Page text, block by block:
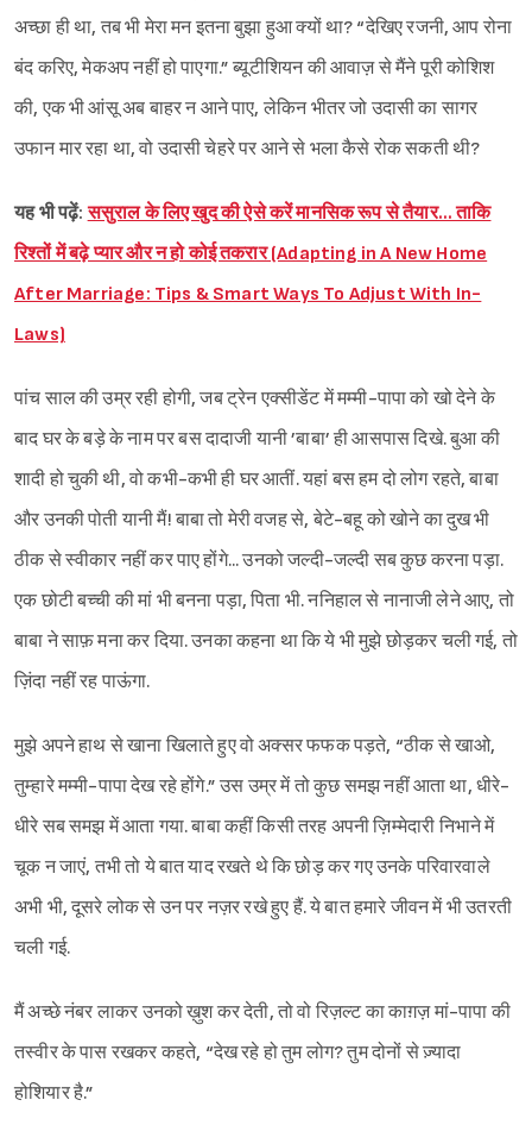
अच्छा ही था, तब भी मेरा मन इतना बुझा हुआ क्यों था? “देखिए रजनी, आप रोना
बंद करिए, मेकअप नहीं हो पाएगा.” ब्यूटीशियन की आवाज़ से मैंने पूरी कोशिश
की, एक भी आंसू अब बाहर न आने पाए, लेकिन भीतर जो उदासी का सागर
उफान मार रहा था, वो उदासी चेहरे पर आने से भला कैसे रोक सकती थी?
यह भी पढ़ें:ससुराल के लिए खुद की ऐसे करें मानसिक रूप से तैयार… ताकि
रिश्तों में बढ़े प्यार और न हो कोई तकरार (Adapting in A New Home
After Marriage: Tips & Smart Ways To Adjust With In-
Laws)
पांच साल की उम्र रही होगी, जब ट्रेन एक्सीडेंट में मम्मी-पापा को खो देने के
बाद घर के बड़े के नाम पर बस दादाजी यानी ’बाबा’ ही आसपास दिखे. बुआ की
शादी हो चुकी थी, वो कभी-कभी ही घर आतीं. यहां बस हम दो लोग रहते, बाबा
और उनकी पोती यानी मैं! बाबा तो मेरी वजह से, बेटे-बहू को खोने का दुख भी
ठीक से स्वीकार नहीं कर पाए होंगे... उनको जल्दी-जल्दी सब कुछ करना पड़ा.
एक छोटी बच्ची की मां भी बनना पड़ा, पिता भी. ननिहाल से नानाजी लेने आए, तो
बाबा ने साफ़ मना कर दिया. उनका कहना था कि ये भी मुझे छोड़कर चली गई, तो
ज़िंदा नहीं रह पाऊंगा.
मुझे अपने हाथ से खाना खिलाते हुए वो अक्सर फफक पड़ते, “ठीक से खाओ,
तुम्हारे मम्मी-पापा देख रहे होंगे.” उस उम्र में तो कुछ समझ नहीं आता था, धीरे-
धीरे सब समझ में आता गया. बाबा कहीं किसी तरह अपनी ज़िम्मेदारी निभाने में
चूक न जाएं, तभी तो ये बात याद रखते थे कि छोड़ कर गए उनके परिवारवाले
अभी भी, दूसरे लोक से उन पर नज़र रखे हुए हैं. ये बात हमारे जीवन में भी उतरती
चली गई.
मैं अच्छे नंबर लाकर उनको ख़ुश कर देती, तो वो रिज़ल्ट का काग़ज़ मां-पापा की
तस्वीर के पास रखकर कहते, “देख रहे हो तुम लोग? तुम दोनों से ज़्यादा
होशियार है.”